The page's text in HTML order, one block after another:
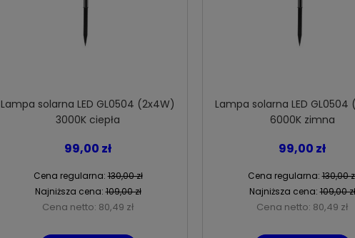
Lampa solarna LED GL0504 (2x4W)
3000K ciepła
99,00 zł
Cena regularna:130,00 zł
Najniższa cena:109,00 zł
Cena netto: 80,49 zł
Lampa solarna LED GL0504
6000K zimna
99,00 zł
Cena regularna:130,00
Najniższa cena:109,00 zł
Cena netto: 80,49 zł